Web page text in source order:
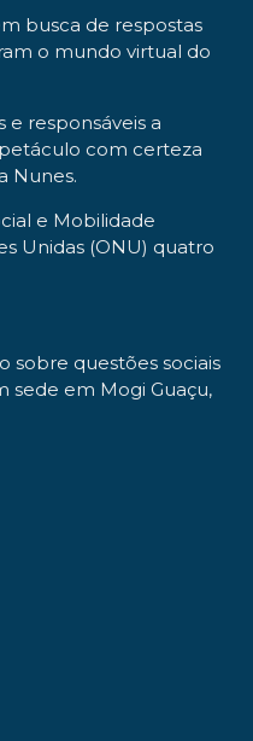
busca de respostas
o mundo virtual do
e responsáveis a
com certeza
Nunes.
e Mobilidade
Unidas (ONU) quatro
sobre questões sociais
sede em Mogi Guaçu,